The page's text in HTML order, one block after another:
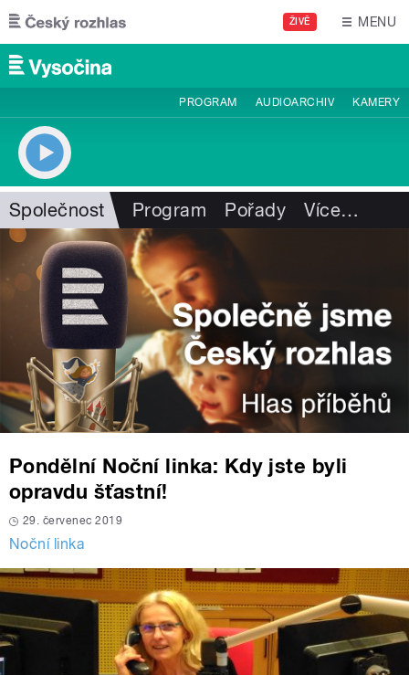
Přejít k hlavnímu obsahu
ŽIVĚ MENU
PROGRAM AUDIOARCHIV KAMERY
Společnost Program Pořady Více…
Pondělní Noční linka: Kdy jste byli
opravdu šťastní!
29. červenec 2019
Noční linka